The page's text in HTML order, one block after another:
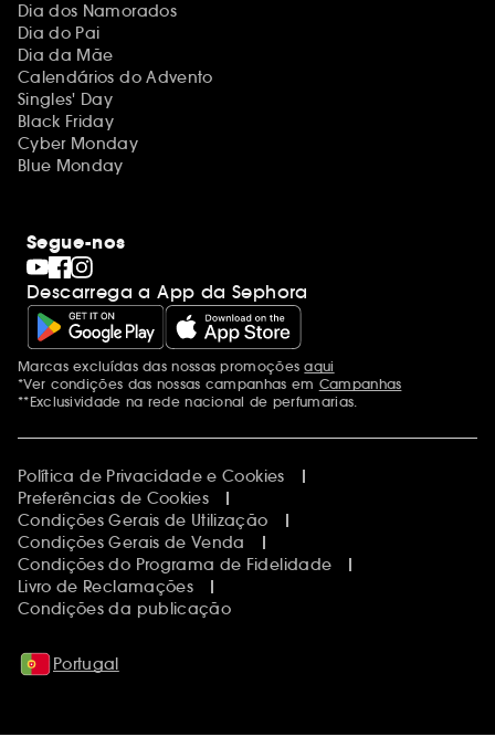
Dia dos Namorados
Dia do Pai
Dia da Mãe
Calendários do Advento
Singles' Day
Black Friday
Cyber Monday
Blue Monday
Segue-nos
Descarrega a App da Sephora
Menções adicionais
Marcas excluídas das nossas promoçõesaqui
*Ver condições das nossas campanhas em Campanhas
**Exclusividade na rede nacional de perfumarias.
Política de Privacidade e Cookies
Preferências de Cookies
Condições Gerais de Utilização
Condições Gerais de Venda
Condições do Programa de Fidelidade
Livro de Reclamações
Condições da publicação
Portugal